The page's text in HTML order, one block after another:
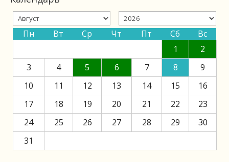
Пн Вт Ср Чт Пт Сб
Вс
1
2
3
4 5 6 7 8
9
10
11 12 13 14 15
16
17
18 19 20 21 22
23
24
25 26 27 28 29
30
31